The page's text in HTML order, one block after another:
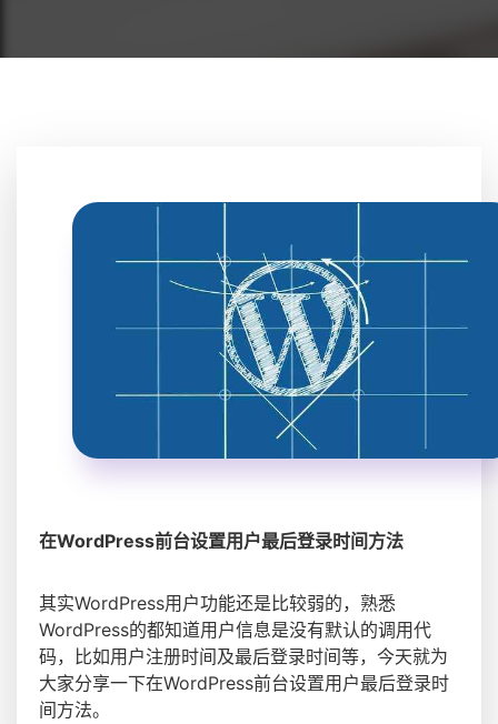
在WordPress前台设置用户最后登录时间方法
其实WordPress用户功能还是比较弱的，熟悉
WordPress的都知道用户信息是没有默认的调用代
码，比如用户注册时间及最后登录时间等，今天就为
大家分享一下在WordPress前台设置用户最后登录时
间方法。